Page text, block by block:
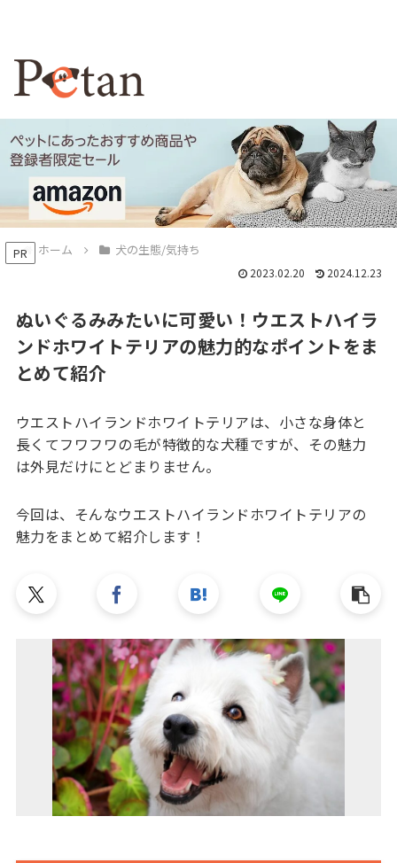
PR ホーム 犬の生態/気持ち
ぬいぐるみみたいに可愛い！ウエストハイラ
ンドホワイトテリアの魅力的なポイントをま
とめて紹介
2023.02.20 2024.12.23
ウエストハイランドホワイトテリアは、小さな身体と
長くてフワフワの毛が特徴的な犬種ですが、その魅力
は外見だけにとどまりません。
今回は、そんなウエストハイランドホワイトテリアの
魅力をまとめて紹介します！